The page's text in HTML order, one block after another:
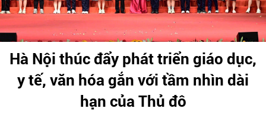
Hà Nội thúc đẩy phát triển giáo dục,
y tế, văn hóa gắn với tầm nhìn dài
hạn của Thủ đô